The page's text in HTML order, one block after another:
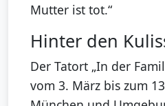
Mutter ist tot.“
Hinter den
Der Tatort „In der
vom 3. März bis zum